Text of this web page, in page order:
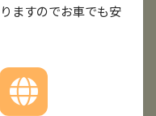
ますのでお車でも安